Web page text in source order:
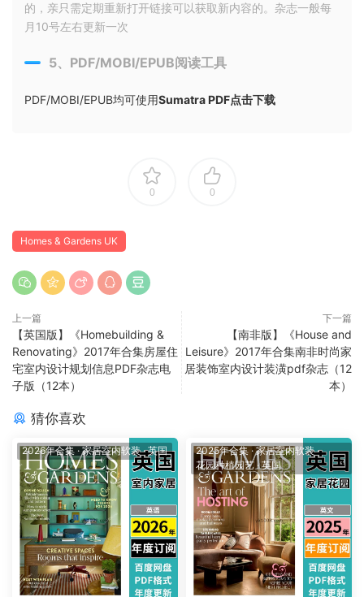
的，亲只需定期重新打开链接可以获取新内容的。杂志一般每
月10号左右更新一次
5、PDF/MOBI/EPUB阅读工具
PDF/MOBI/EPUB均可使用Sumatra PDF点击下载
0 0
Homes & Gardens UK
上一篇
【英国版】《Homebuilding &
Renovating》2017年合集房屋住
宅室内设计规划信息PDF杂志电
子版（12本）
下一篇
【南非版】《House and
Leisure》2017年合集南非时尚家
居装饰室内设计装潢pdf杂志（12
本）
猜你喜欢
2026年合集·家居室内软装·英国 2025年合集·家居室内软装·
花园种植园艺·英国